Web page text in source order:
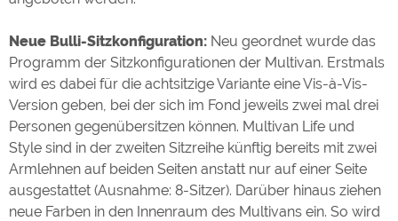
Neue Bulli-Sitzkonfiguration: Neu geordnet wurde das
Programm der Sitzkonfigurationen der Multivan. Erstmals
wird es dabei für die achtsitzige Variante eine Vis-à-Vis-
Version geben, bei der sich im Fond jeweils zwei mal drei
Personen gegenübersitzen können. Multivan Life und
Style sind in der zweiten Sitzreihe künftig bereits mit zwei
Armlehnen auf beiden Seiten anstatt nur auf einer Seite
ausgestattet (Ausnahme: 8-Sitzer). Darüber hinaus ziehen
neue Farben in den Innenraum des Multivans ein. So wird